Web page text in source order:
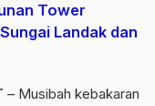
Tower
Landak dan
– Musibah kebakaran